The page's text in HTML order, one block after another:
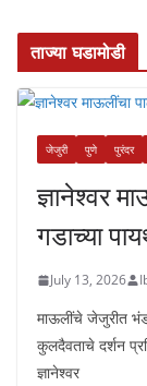
ताज्या घडामोडी
जेजुरी पुणे पुरंदर
ज्ञानेश्वर
गडाच्या
July 13, 2026
माऊलींचे जेजुरीत
कुलदैवताचे दर्शन
ज्ञानेश्वर